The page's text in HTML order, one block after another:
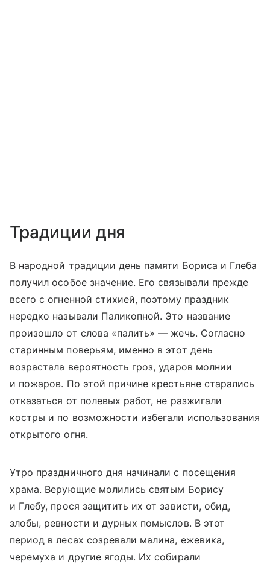
Традиции дня
В народной традиции день памяти Бориса и Глеба
получил особое значение. Его связывали прежде
всего с огненной стихией, поэтому праздник
нередко называли Паликопной. Это название
произошло от слова «палить» — жечь. Согласно
старинным поверьям, именно в этот день
возрастала вероятность гроз, ударов молнии
и пожаров. По этой причине крестьяне старались
отказаться от полевых работ, не разжигали
костры и по возможности избегали использования
открытого огня.
Утро праздничного дня начинали с посещения
храма. Верующие молились святым Борису
и Глебу, прося защитить их от зависти, обид,
злобы, ревности и дурных помыслов. В этот
период в лесах созревали малина, ежевика,
черемуха и другие ягоды. Их собирали